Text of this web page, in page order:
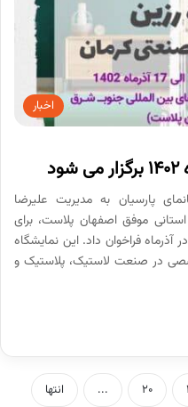
اخبار
پارسیان به مدیریت علیرضا
استانی موفق اصفهان پلاست، برای
آذرماه فراخوان داد. این نمایشگاه
در صنعت لاستیک، پلاستیک و
20
... انتها